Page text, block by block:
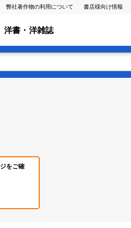
弊社著作物の利用について 書店様向け情報
洋書・洋雑誌
をご確